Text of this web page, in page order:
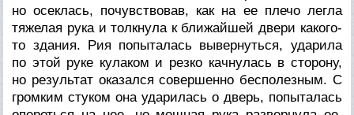
но осеклась, почувствовав, как на ее плечо легла
тяжелая рука и толкнула к ближайшей двери какого-
то здания. Рия попыталась вывернуться, ударила
по этой руке кулаком и резко качнулась в сторону,
но результат оказался совершенно бесполезным. С
громким стуком она ударилась о дверь, попыталась